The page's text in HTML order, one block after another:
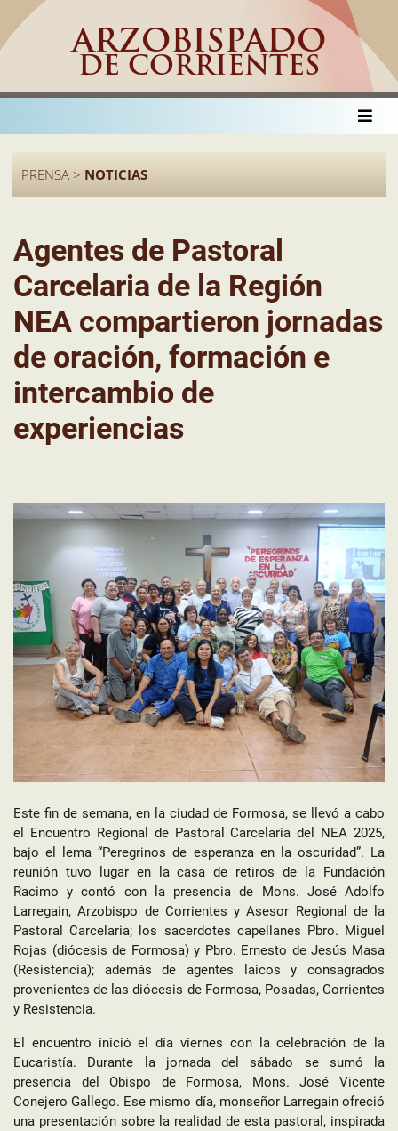
ARZOBISPADO
DE CORRIENTES
PRENSA > NOTICIAS
Agentes de Pastoral
Carcelaria de la Región
NEA compartieron jornadas
de oración, formación e
intercambio de
experiencias
Este fin de semana, en la ciudad de Formosa, se llevó a cabo
el Encuentro Regional de Pastoral Carcelaria del NEA 2025,
bajo el lema “Peregrinos de esperanza en la oscuridad”. La
reunión tuvo lugar en la casa de retiros de la Fundación
Racimo y contó con la presencia de Mons. José Adolfo
Larregain, Arzobispo de Corrientes y Asesor Regional de la
Pastoral Carcelaria; los sacerdotes capellanes Pbro. Miguel
Rojas (diócesis de Formosa) y Pbro. Ernesto de Jesús Masa
(Resistencia); además de agentes laicos y consagrados
provenientes de las diócesis de Formosa, Posadas, Corrientes
y Resistencia.
El encuentro inició el día viernes con la celebración de la
Eucaristía. Durante la jornada del sábado se sumó la
presencia del Obispo de Formosa, Mons. José Vicente
Conejero Gallego. Ese mismo día, monseñor Larregain ofreció
una presentación sobre la realidad de esta pastoral, inspirada